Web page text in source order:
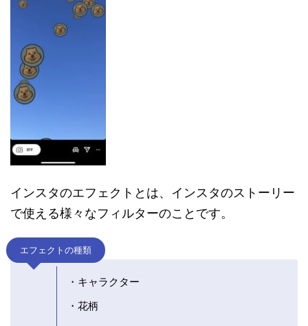
インスタのエフェクトとは、インスタのストーリー
で使える様々なフィルターのことです。
エフェクトの種類
・キャラクター
・花柄